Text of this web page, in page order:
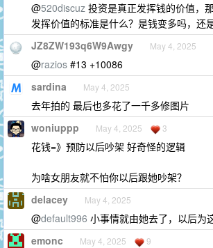
@520discuz 投资是真正发挥钱的价值，
发挥价值的标准是什么？是钱变多吗，还
JZ8ZW193q6W9Awgy May 4, 2025
@razios #13 +10086
sardina May 4, 2025
去年拍的 最后也多花了一千多修图片
woniuppp May 4, 2025 3
花钱=》预防以后吵架 好奇怪的逻辑
为啥女朋友就不怕你以后跟她吵架？
delacey May 4, 2025
@default996 小事情就由她去了，以后为
emonc May 4, 2025 9